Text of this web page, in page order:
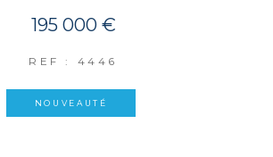
195 000 €
REF : 4446
NOUVEAUTÉ